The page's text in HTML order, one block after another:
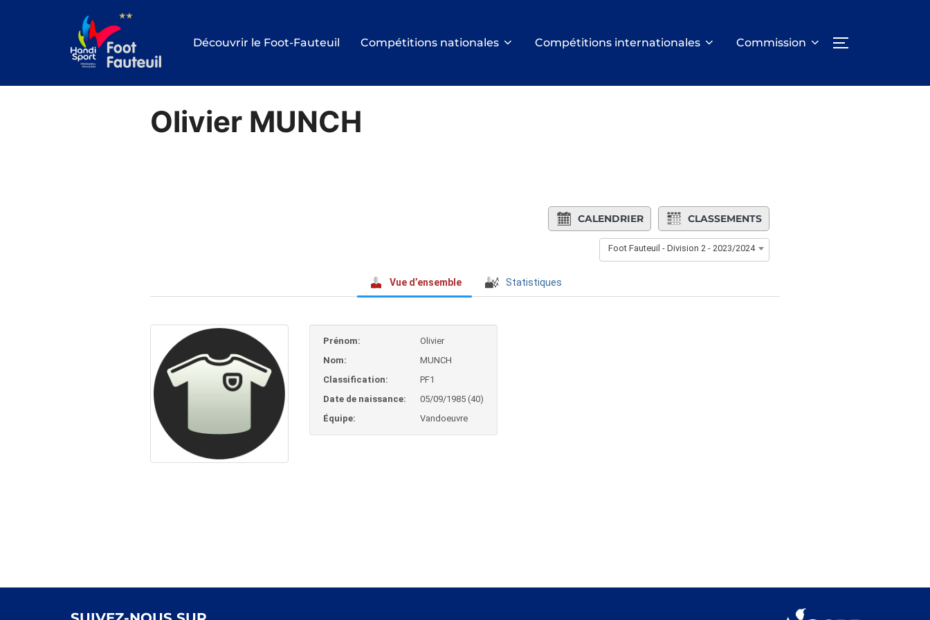
Découvrir le Foot-Fauteuil Compétitions nationales Compétitions internationales Commission PERMUTER
Olivier MUNCH
CALENDRIER CLASSEMENTS
Foot Fauteuil - Division 2 - 2023/2024
Vue d’ensemble Statistiques
Prénom:
Olivier
Nom:
MUNCH
Classification:
PF1
Date de naissance:
05/09/1985 (40)
Équipe:
Vandoeuvre